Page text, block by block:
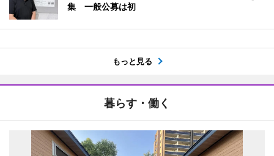
集 一般公募は初
もっと見る
暮らす・働く